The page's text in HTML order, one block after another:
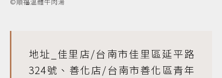
地址_佳里店/台南市佳里區延平路
324號、善化店/台南市善化區青年